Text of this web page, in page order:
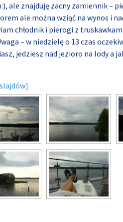
ale znajduję zacny zamiennik –
ale można wziąć na wynos i
chłodnik i pierogi z
– w niedzielę o 13 czas
jedziesz nad jezioro na lody a